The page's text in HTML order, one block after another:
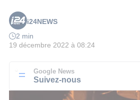
i24NEWS
2 min
19 décembre 2022 à 08:24
Google News
Suivez-nous